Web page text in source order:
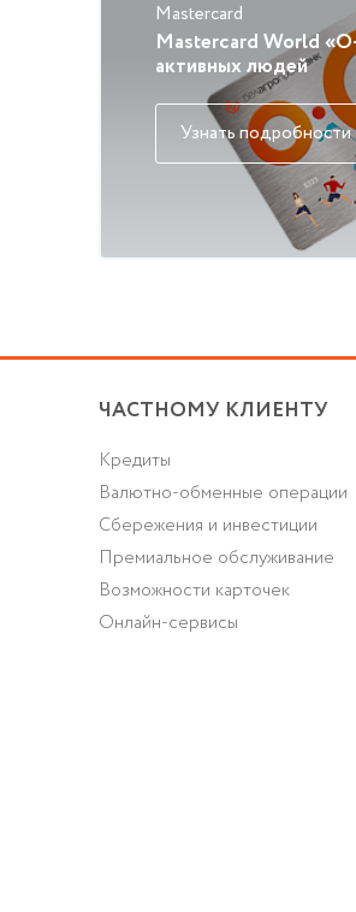
Mastercard
Mastercard World
активных людей
Узнать подробности
ЧАСТНОМУ КЛИЕНТУ
Кредиты
Валютно-обменные операции
Cбережения и инвестиции
Премиальное обслуживание
Возможности карточек
Онлайн-сервисы